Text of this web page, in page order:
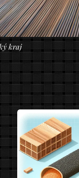
kraj